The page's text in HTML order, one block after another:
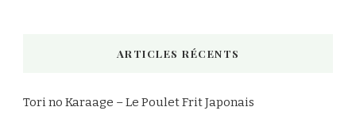
ARTICLES RÉCENTS
Tori no Karaage – Le Poulet Frit Japonais